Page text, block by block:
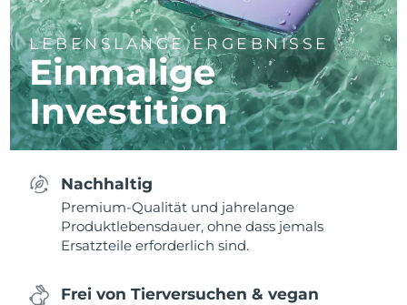
LEBENSLANGE ERGEBNISSE
Einmalige
Investition
Nachhaltig
Premium-Qualität und jahrelange
Produktlebensdauer, ohne dass jemals
Ersatzteile erforderlich sind.
Frei von Tierversuchen & vegan